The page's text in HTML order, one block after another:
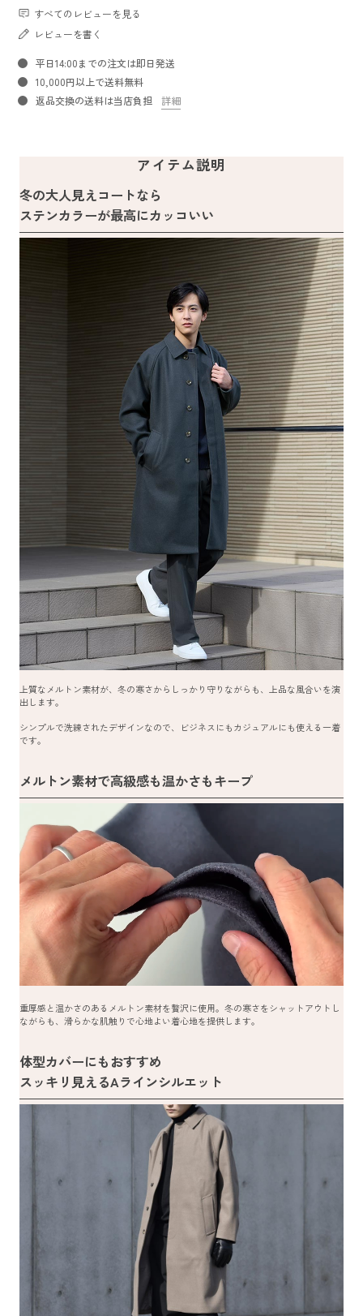
すべてのレビューを見る
レビューを書く
平日14:00までの注文は即日発送
10,000円以上で送料無料
返品交換の送料は当店負担
詳細
アイテム説明
冬の大人見えコートなら
ステンカラーが最高にカッコいい
上質なメルトン素材が、冬の寒さからしっかり守りながらも、上品な風合いを演
出します。
シンプルで洗練されたデザインなので、ビジネスにもカジュアルにも使える一着
です。
メルトン素材で高級感も温かさもキープ
重厚感と温かさのあるメルトン素材を贅沢に使用。冬の寒さをシャットアウトし
ながらも、滑らかな肌触りで心地よい着心地を提供します。
体型カバーにもおすすめ
スッキリ見えるAラインシルエット